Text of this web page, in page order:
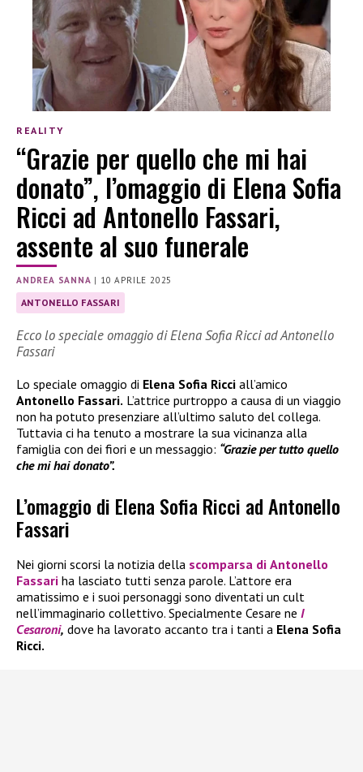
REALITY
“Grazie per quello che mi hai
donato”, l’omaggio di Elena Sofia
Ricci ad Antonello Fassari,
assente al suo funerale
ANDREA SANNA | 10 APRILE 2025
ANTONELLO FASSARI
Ecco lo speciale omaggio di Elena Sofia Ricci ad Antonello
Fassari
Lo speciale omaggio di Elena Sofia Ricci all’amico
Antonello Fassari. L’attrice purtroppo a causa di un viaggio
non ha potuto presenziare all’ultimo saluto del collega.
Tuttavia ci ha tenuto a mostrare la sua vicinanza alla
famiglia con dei fiori e un messaggio: “Grazie per tutto quello
che mi hai donato”.
L’omaggio di Elena Sofia Ricci ad Antonello
Fassari
Nei giorni scorsi la notizia della scomparsa di Antonello
Fassari ha lasciato tutti senza parole. L’attore era
amatissimo e i suoi personaggi sono diventati un cult
nell’immaginario collettivo. Specialmente Cesare ne I
Cesaroni, dove ha lavorato accanto tra i tanti a Elena Sofia
Ricci.